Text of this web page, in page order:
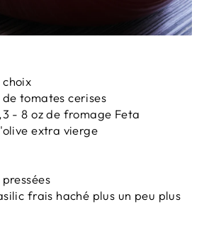
tomates cerises
- 8 oz de fromage Feta
extra vierge
frais haché plus un peu plus